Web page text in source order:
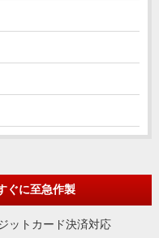
ぐに至急作製
ットカード決済対応